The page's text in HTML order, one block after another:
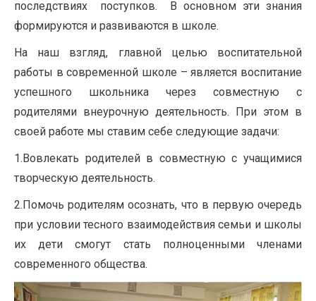
последствиях поступков. В основном эти знания
формируются и развиваются в школе.
На наш взгляд, главной целью воспитательной
работы в современной школе – является воспитание
успешного школьника через совместную с
родителями внеурочную деятельность. При этом в
своей работе мы ставим себе следующие задачи:
1.Вовлекать родителей в совместную с учащимися
творческую деятельность.
2.Помочь родителям осознать, что в первую очередь
при условии тесного взаимодействия семьи и школы
их дети смогут стать полноценными членами
современного общества.